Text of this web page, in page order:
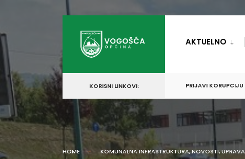
content
AKTUELNO
KORISNI LINKOVI: PRIJAVI KORUPCIJU
HOME KOMUNALNA INFRASTRUKTURA,NOVOSTI,UPRAVA